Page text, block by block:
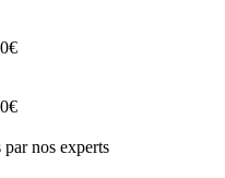
nos experts